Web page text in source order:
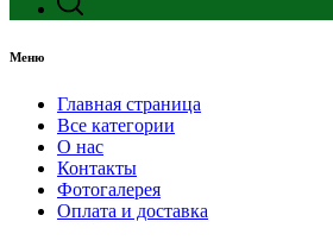
Меню
Главная страница
Все категории
О нас
Контакты
Фотогалерея
Оплата и доставка